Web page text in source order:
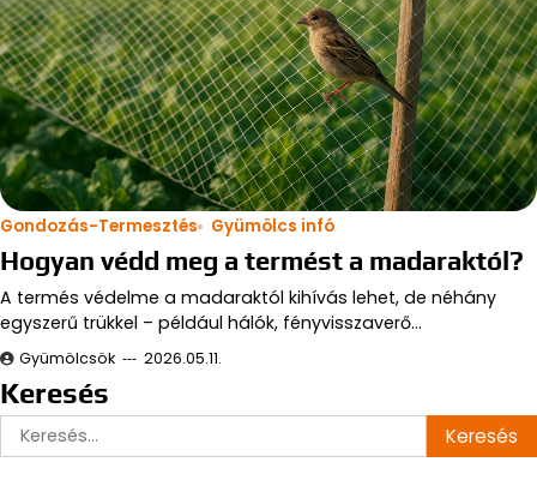
Gondozás-Termesztés Gyümölcs infó
Hogyan védd meg a termést a madaraktól?
A termés védelme a madaraktól kihívás lehet, de néhány
egyszerű trükkel – például hálók, fényvisszaverő…
Gyümölcsök 2026.05.11.
Keresés
Keresés: